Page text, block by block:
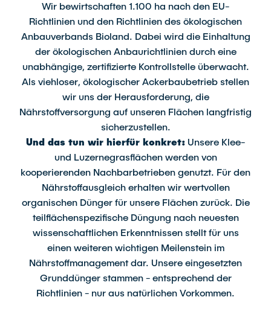
Wir bewirtschaften 1.100 ha nach den EU-
Richtlinien und den Richtlinien des ökologischen
Anbauverbands Bioland. Dabei wird die Einhaltung
der ökologischen Anbaurichtlinien durch eine
unabhängige, zertifizierte Kontrollstelle überwacht.
Als viehloser, ökologischer Ackerbaubetrieb stellen
wir uns der Herausforderung, die
Nährstoffversorgung auf unseren Flächen langfristig
sicherzustellen.
Und das tun wir hierfür konkret: Unsere Klee-
und Luzernegrasflächen werden von
kooperierenden Nachbarbetrieben genutzt. Für den
Nährstoffausgleich erhalten wir wertvollen
organischen Dünger für unsere Flächen zurück. Die
teilflächenspezifische Düngung nach neuesten
wissenschaftlichen Erkenntnissen stellt für uns
einen weiteren wichtigen Meilenstein im
Nährstoffmanagement dar. Unsere eingesetzten
Grunddünger stammen - entsprechend der
Richtlinien - nur aus natürlichen Vorkommen.